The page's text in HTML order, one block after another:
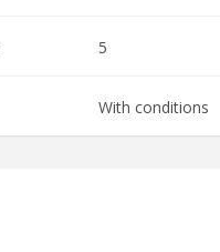
5
With conditions